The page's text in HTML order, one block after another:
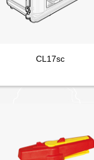
CL17sc